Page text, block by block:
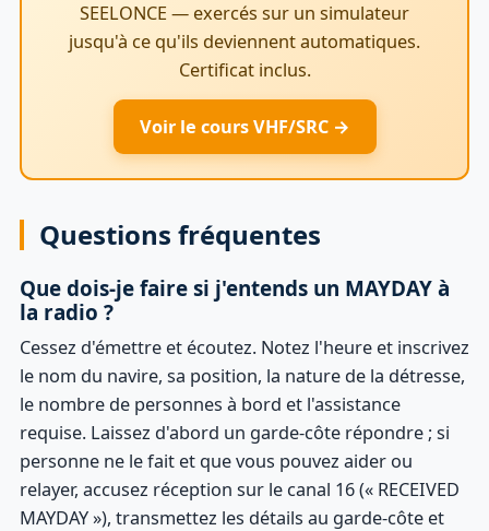
SEELONCE — exercés sur un simulateur
jusqu'à ce qu'ils deviennent automatiques.
Certificat inclus.
Voir le cours VHF/SRC →
Questions fréquentes
Que dois-je faire si j'entends un MAYDAY à
la radio ?
Cessez d'émettre et écoutez. Notez l'heure et inscrivez
le nom du navire, sa position, la nature de la détresse,
le nombre de personnes à bord et l'assistance
requise. Laissez d'abord un garde-côte répondre ; si
personne ne le fait et que vous pouvez aider ou
relayer, accusez réception sur le canal 16 (« RECEIVED
MAYDAY »), transmettez les détails au garde-côte et